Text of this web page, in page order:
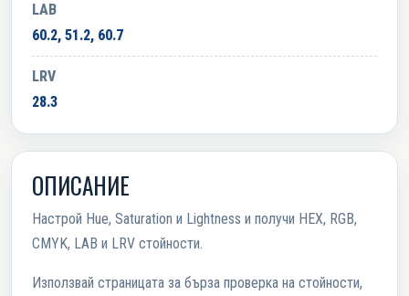
LAB
60.2, 51.2, 60.7
LRV
28.3
ОПИСАНИЕ
Настрой Hue, Saturation и Lightness и получи HEX, RGB,
CMYK, LAB и LRV стойности.
Използвай страницата за бърза проверка на стойности,